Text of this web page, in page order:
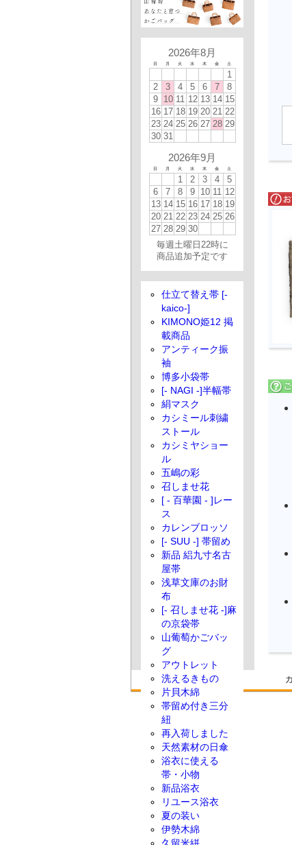
2026年8月
日 月 火 水 木 金 土
1
2
3 4 5 6 7
8
9 10 11 12 13 14 15
16 17 18 19 20 21 22
23 24 25 26 27 28 29
30 31
2026年9月
日 月 火 水 木 金 土
1 2 3 4
5
6
7 8 9 10 11 12
13 14 15 16 17 18 19
20 21 22 23 24 25 26
27 28 29 30
毎週土曜日22時に
商品追加予定です
仕立て替え帯 [-
kaico-]
KIMONO姫12 掲
載商品
アンティーク振
袖
博多小袋帯
[- NAGI -]半幅帯
絹マスク
カシミール刺繍
ストール
カシミヤショー
ル
五嶋の彩
召しませ花
[ - 百華園 - ]レー
ス
カレンブロッソ
[- SUU -] 帯留め
新品 絽九寸名古
屋帯
浅草文庫のお財
布
[- 召しませ花 -]麻
の京袋帯
山葡萄かごバッ
グ
アウトレット
洗えるきもの
片貝木綿
帯留め付き三分
紐
再入荷しました
天然素材の日傘
浴衣に使える
帯・小物
新品浴衣
リユース浴衣
夏の装い
伊勢木綿